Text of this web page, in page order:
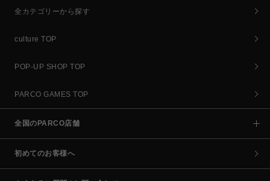
全カテゴリーから探す
culture TOP
POP-UP SHOP TOP
PARCO GAMES TOP
全国のPARCO店舗
初めてのお客様へ